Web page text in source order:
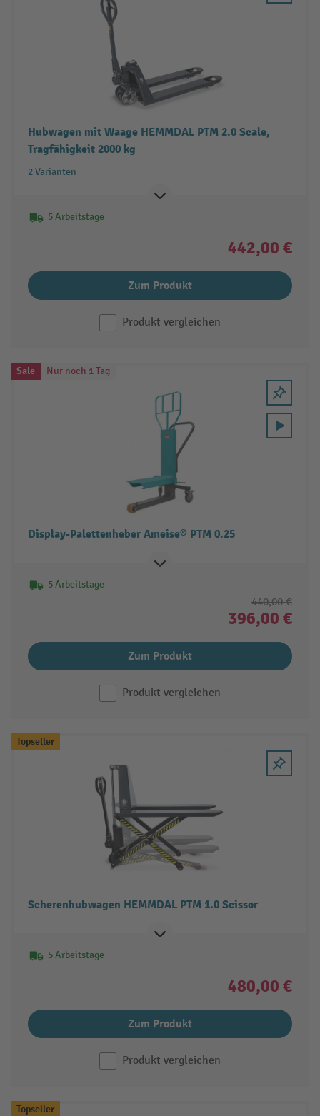
Hubwagen mit Waage HEMMDAL PTM 2.0 Scale,
Tragfähigkeit 2000 kg
2 Varianten
5 Arbeitstage
442,00 €
Zum Produkt
Produkt vergleichen
Sale Nur noch 1 Tag
Display-Palettenheber Ameise® PTM 0.25
5 Arbeitstage
440,00 €
396,00 €
Zum Produkt
Produkt vergleichen
Topseller
Scherenhubwagen HEMMDAL PTM 1.0 Scissor
5 Arbeitstage
480,00 €
Zum Produkt
Produkt vergleichen
Topseller